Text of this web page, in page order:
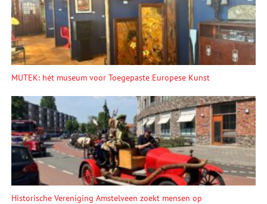
MUTEK: hét museum voor Toegepaste Europese Kunst
Historische Vereniging Amstelveen zoekt mensen op